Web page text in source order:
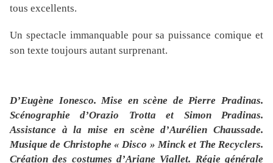
tous excellents.
Un spectacle immanquable pour sa puissance comique et
son texte toujours autant surprenant.
D’Eugène Ionesco. Mise en scène de Pierre Pradinas.
Scénographie d’Orazio Trotta et Simon Pradinas.
Assistance à la mise en scène d’Aurélien Chaussade.
Musique de Christophe « Disco » Minck et The Recyclers.
Création des costumes d’Ariane Viallet. Régie générale